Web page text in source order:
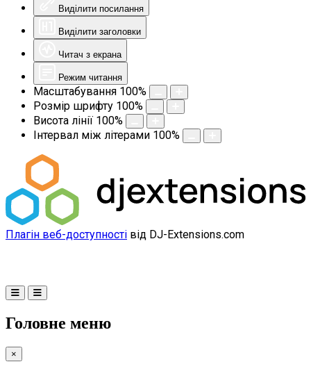
Виділити посилання
Виділити заголовки
Читач з екрана
Режим читання
Масштабування 100%
Розмір шрифту 100%
Висота лінії 100%
Інтервал між літерами 100%
Плагін веб-доступності від DJ-Extensions.com
Головне меню
×